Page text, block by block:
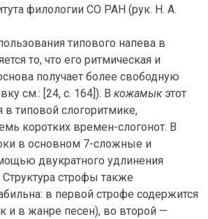
филологии СО РАН (рук. Н. А.
типового напева в
то, что его ритмическая и
получает более свободную
см.: [24, с. 164]). В кожамыкэтот
в типовой слогоритмике,
коротких времен-слогонот. В
в основном 7-сложные и
двукратного удлинения
Структура строфы также
в первой строфе содержится
и в жанре песен), во второй —